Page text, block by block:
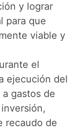
y lograr
para que
viable y
el
ejecución del
gastos de
recaudo de